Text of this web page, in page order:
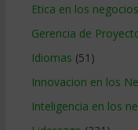
Etica en los negocios
Gerencia de
Idiomas (51)
Innovacion en los
Inteligencia en los